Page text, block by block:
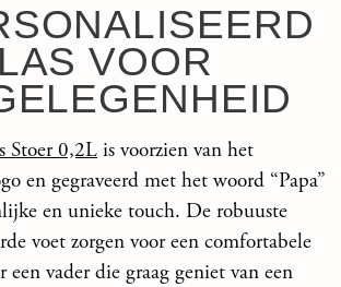
VOOR
Stoer 0,2L is voorzien van het
en gegraveerd met het woord “Papa”
en unieke touch. De robuuste
voet zorgen voor een comfortabele
vader die graag geniet van een